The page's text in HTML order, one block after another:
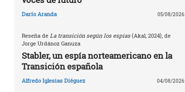
Darío Aranda 05/08/2026
Reseña de La transición según los espías(Akal, 2024), de
Jorge Urdánoz Ganuza
Stabler, un espía norteamericano en la
Transición española
Alfredo Iglesias Diéguez 04/08/2026